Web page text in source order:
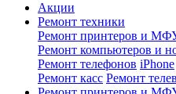
Акции
Ремонт техники
Ремонт принтеров и
Ремонт компьютеров и
Ремонт телефонов iPhone
Ремонт касс Ремонт